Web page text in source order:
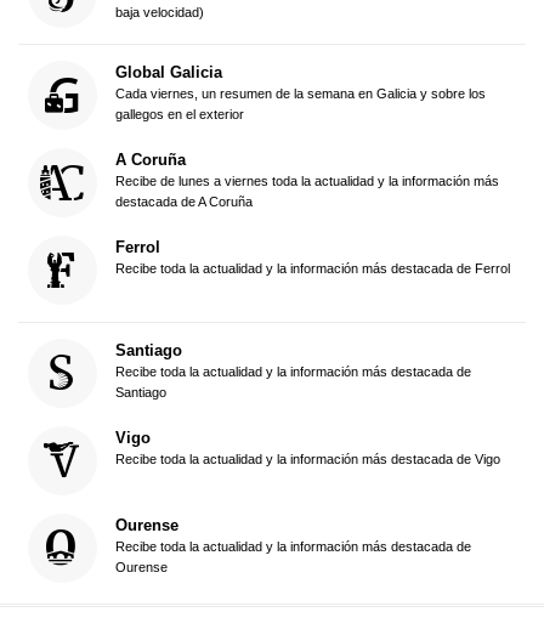
baja velocidad)
Global Galicia
Cada viernes, un resumen de la semana en Galicia y sobre los
gallegos en el exterior
A Coruña
Recibe de lunes a viernes toda la actualidad y la información más
destacada de A Coruña
Ferrol
Recibe toda la actualidad y la información más destacada de Ferrol
Santiago
Recibe toda la actualidad y la información más destacada de
Santiago
Vigo
Recibe toda la actualidad y la información más destacada de Vigo
Ourense
Recibe toda la actualidad y la información más destacada de
Ourense